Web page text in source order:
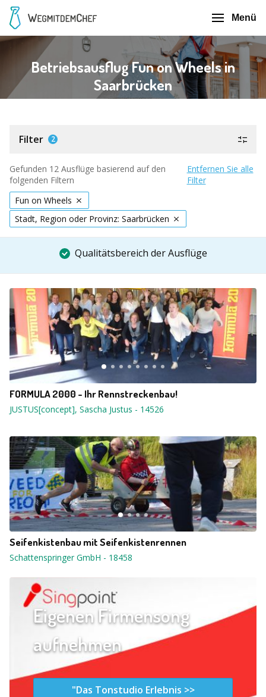
Menü
Betriebsausflug Fun on Wheels in
Saarbrücken
Filter 2
Gefunden 12 Ausflüge basierend auf den
folgenden Filtern
Entfernen Sie alle
Filter
Fun on Wheels
Stadt, Region oder Provinz: Saarbrücken
Qualitätsbereich der Ausflüge
FORMULA 2000 - Ihr Rennstreckenbau!
JUSTUS[concept], Sascha Justus - 14526
Seifenkistenbau mit Seifenkistenrennen
Schattenspringer GmbH - 18458
Eigenen Firmensong
aufnehmen
"Das Tonstudio Erlebnis >>